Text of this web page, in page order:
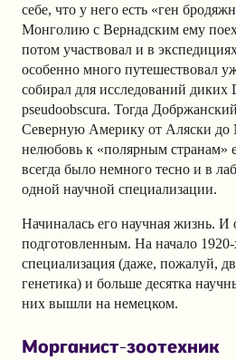
себе, что у него есть «ген
Монголию с Вернадским ему
потом участвовал и в
особенно много путешествовал
собирал для исследований диких
pseudoobscura. Тогда
Северную Америку от Аляски до
нелюбовь к «полярным странам»
всегда было немного тесно и в
одной научной специализации.
Начиналась его научная жизнь.
подготовленным. На начало
специализация (даже, пожалуй,
генетика) и больше десятка
них вышли на немецком.
Морганист-зоотехник